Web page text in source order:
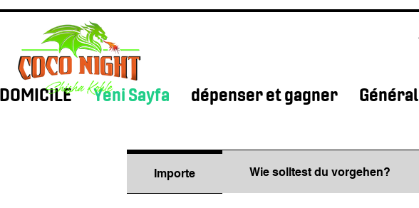
DOMICILE Yeni Sayfa dépenser et gagner Général
Importe Wie solltest du vorgehen?